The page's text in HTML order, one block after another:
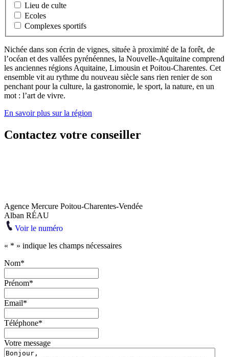
Lieu de culte
Ecoles
Complexes sportifs
Nichée dans son écrin de vignes, située à proximité de la forêt, de
l’océan et des vallées pyrénéennes, la Nouvelle-Aquitaine comprend
les anciennes régions Aquitaine, Limousin et Poitou-Charentes. Cet
ensemble vit au rythme du nouveau siècle sans rien renier de son
penchant pour la culture, la gastronomie, le sport, la nature, en un
mot : l’art de vivre.
En savoir plus sur la région
Contactez votre conseiller
Agence Mercure Poitou-Charentes-Vendée
Alban RÉAU
Voir le numéro
« * » indique les champs nécessaires
Nom*
Prénom*
Email*
Téléphone*
Votre message